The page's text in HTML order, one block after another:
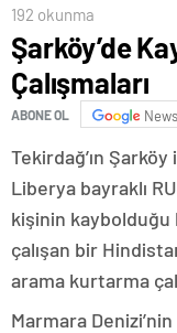
192 okunma
Şarköy’de
Çalışmaları
ABONE OL News
Tekirdağ’ın
Liberya bayraklı
kişinin kaybolduğu
çalışan bir
arama kurtarma
Marmara